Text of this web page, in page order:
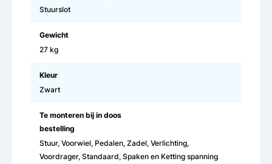
Stuurslot
Gewicht
27 kg
Kleur
Zwart
Te monteren bij in doos
bestelling
Stuur, Voorwiel, Pedalen, Zadel, Verlichting,
Voordrager, Standaard, Spaken en Ketting spanning